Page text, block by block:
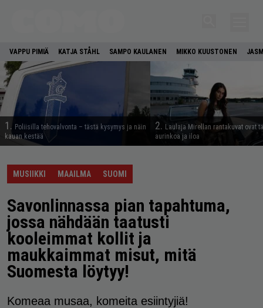
VAPPU PIMIÄ KATJA STÅHL SAMPO KAULANEN MIKKO KUUSTONEN
1. Poliisilla tehovalvonta – tästä kysymys ja näin
kauan kestää
2. Laulaja Mirellan rantakuvat ovat
aurinkoa ja iloa
MUSIIKKI MAAILMA SUOMI
Savonlinnassa pian tapahtuma,
jossa nähdään taatusti
kooleimmat kollit ja
maukkaimmat misut, mitä
Suomesta löytyy!
Komeaa musaa, komeita esiintyjiä!